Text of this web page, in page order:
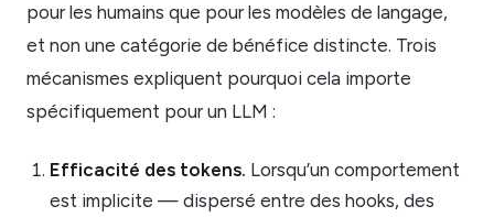
pour les humains que pour les modèles de langage,
et non une catégorie de bénéfice distincte. Trois
mécanismes expliquent pourquoi cela importe
spécifiquement pour un LLM :
Efficacité des tokens. Lorsqu’un comportement
est implicite — dispersé entre des hooks, des